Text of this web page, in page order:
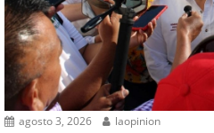
agosto 3, 2026 laopinion